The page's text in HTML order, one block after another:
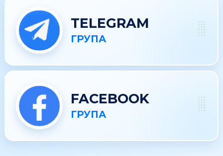
TELEGRAM
ГРУПА
FACEBOOK
ГРУПА